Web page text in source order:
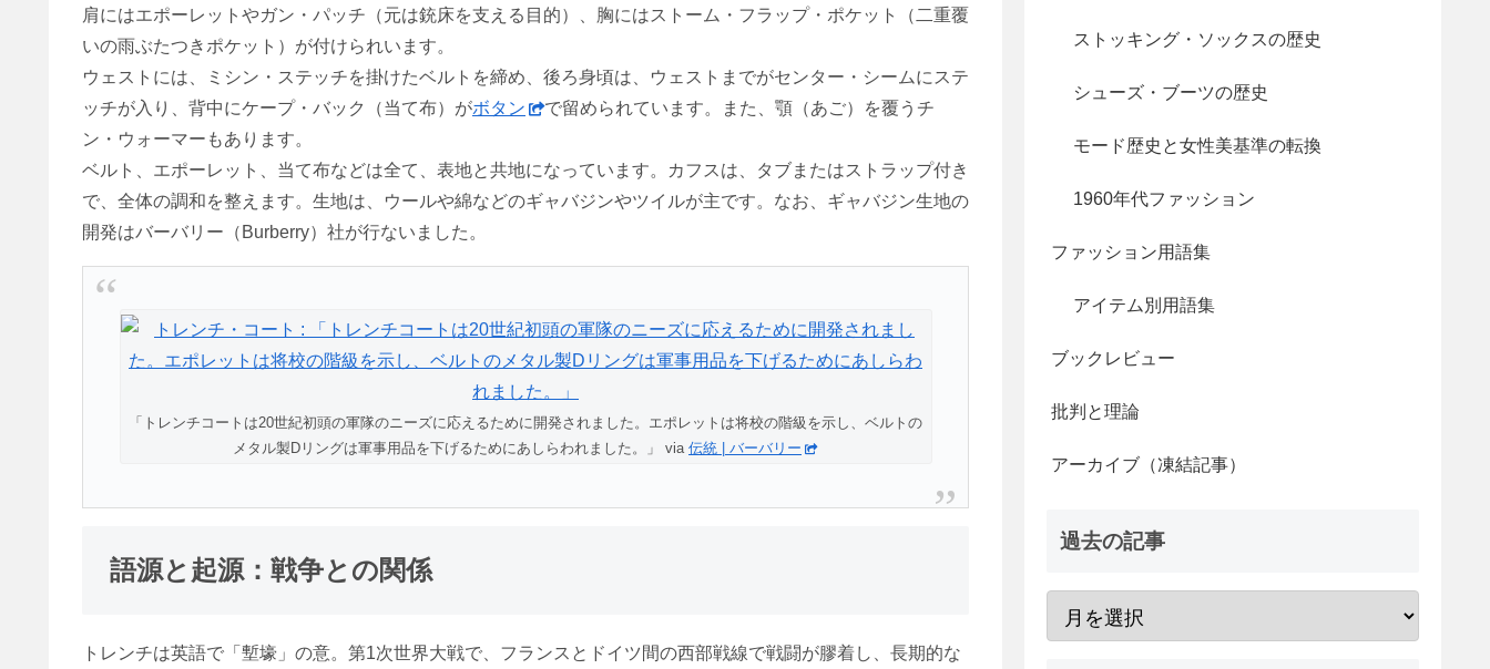
肩にはエポーレットやガン・パッチ（元は銃床を支える目的）、胸にはストーム・フラップ・ポケット（二重覆
いの雨ぶたつきポケット）が付けられいます。
ウェストには、ミシン・ステッチを掛けたベルトを締め、後ろ身頃は、ウェストまでがセンター・シームにステ
ッチが入り、背中にケープ・バック（当て布）がボタン
で留められています。また、顎（あご）を覆うチ
ン・ウォーマーもあります。
ベルト、エポーレット、当て布などは全て、表地と共地になっています。カフスは、タブまたはストラップ付き
で、全体の調和を整えます。生地は、ウールや綿などのギャバジンやツイルが主です。なお、ギャバジン生地の
開発はバーバリー（Burberry）社が行ないました。
「トレンチコートは20世紀初頭の軍隊のニーズに応えるために開発されました。エポレットは将校の階級を示し、ベルトの
メタル製Dリングは軍事用品を下げるためにあしらわれました。」 via 伝統 | バーバリー
語源と起源：戦争との関係
トレンチは英語で「塹壕」の意。第1次世界大戦で、フランスとドイツ間の西部戦線で戦闘が膠着し、長期的な
ストッキング・ソックスの歴史
シューズ・ブーツの歴史
モード歴史と女性美基準の転換
1960年代ファッション
ファッション用語集
アイテム別用語集
ブックレビュー
批判と理論
アーカイブ（凍結記事）
過去の記事